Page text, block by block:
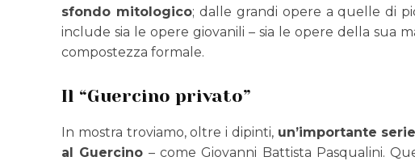
sfondo mitologico; dalle grandi opere a quelle di
include sia le opere giovanili – sia le opere della sua
compostezza formale.
Il “Guercino privato”
In mostra troviamo, oltre i dipinti, un’importante
al Guercino – come Giovanni Battista Pasqualini.